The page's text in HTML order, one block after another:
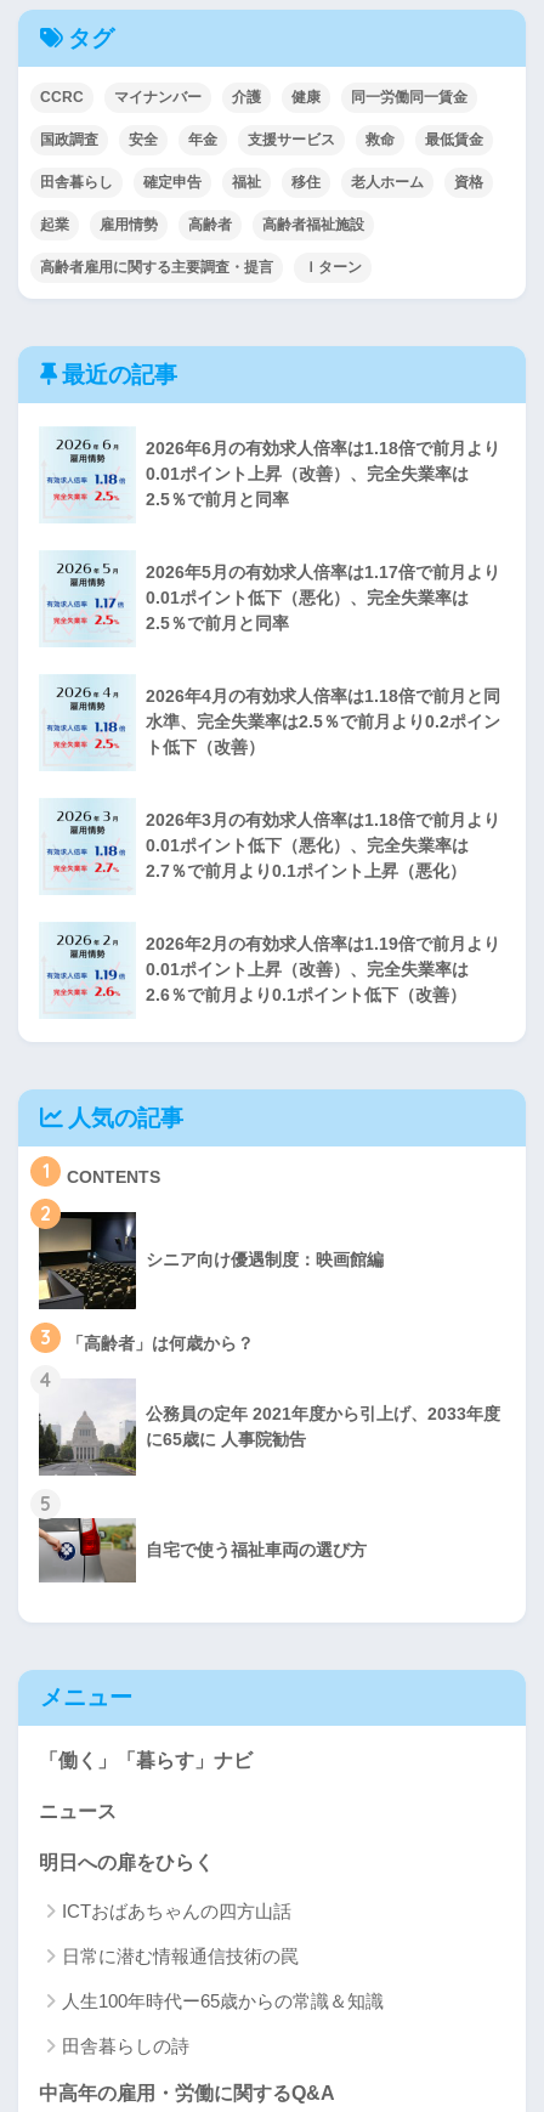
タグ
CCRC マイナンバー 介護 健康 同一労働同一賃金
国政調査 安全 年金 支援サービス 救命 最低賃金
田舎暮らし 確定申告 福祉 移住 老人ホーム 資格
起業 雇用情勢 高齢者 高齢者福祉施設
高齢者雇用に関する主要調査・提言 Ｉターン
最近の記事
2026年6月の有効求人倍率は1.18倍で前月より
0.01ポイント上昇（改善）、完全失業率は
2.5％で前月と同率
2026年5月の有効求人倍率は1.17倍で前月より
0.01ポイント低下（悪化）、完全失業率は
2.5％で前月と同率
2026年4月の有効求人倍率は1.18倍で前月と同
水準、完全失業率は2.5％で前月より0.2ポイン
ト低下（改善）
2026年3月の有効求人倍率は1.18倍で前月より
0.01ポイント低下（悪化）、完全失業率は
2.7％で前月より0.1ポイント上昇（悪化）
2026年2月の有効求人倍率は1.19倍で前月より
0.01ポイント上昇（改善）、完全失業率は
2.6％で前月より0.1ポイント低下（改善）
人気の記事
1 CONTENTS
2
シニア向け優遇制度：映画館編
3 「高齢者」は何歳から？
4
公務員の定年 2021年度から引上げ、2033年度
に65歳に 人事院勧告
5
自宅で使う福祉車両の選び方
メニュー
「働く」「暮らす」ナビ
ニュース
明日への扉をひらく
ICTおばあちゃんの四方山話
日常に潜む情報通信技術の罠
人生100年時代ー65歳からの常識＆知識
田舎暮らしの詩
中高年の雇用・労働に関するQ&A